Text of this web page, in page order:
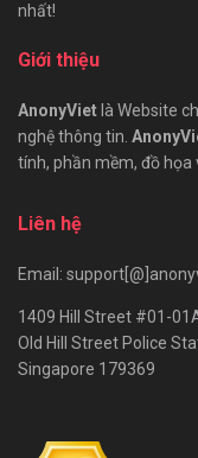
nhất!
Giới thiệu
AnonyViet là Website
nghệ thông tin.
tính, phần mềm, đồ họa
Liên hệ
Email:
1409 Hill Street #01-
Old Hill Street Police
Singapore 179369